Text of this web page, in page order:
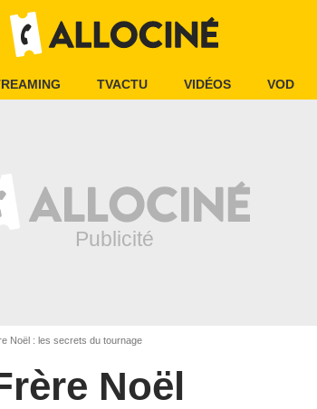
TVACTU VIDÉOS VOD
Noël : les secrets du tournage
Noël